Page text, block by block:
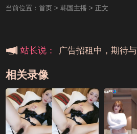
当前位置： 首页> 韩国主播 > 正文
站长说： 广告招租中，期待
相关录像